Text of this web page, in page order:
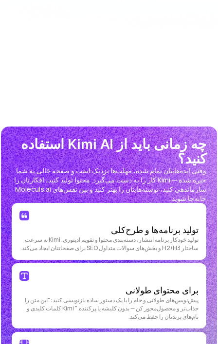
چه زمانی باید از Kimi AI استفاده
کنید؟
وقتی ایده‌هایتان تمام شده، مهلت‌ها نزدیک است و صفحه خالی به شما
خیره شده — Kimi کار را به دست می‌گیرد. محتوا تولید کنید، افکارتان را
سازماندهی کنید، نوشته‌هایتان را بهتر کنید و بین نقش‌های Moleculs.ai
جابه‌جا شوید.
تولید برنامه‌ها و طرح‌کلی
تولید خودکار برنامه انتشار، دسته‌بندی محتوا و تقویم ادیتوری. Kimi به سرعت
ساختار H2/H3 و بخش‌های سوالات متداول SEO برای صفحاتتان ایجاد می‌کند.
برای محتوای طولانی
پیش‌نویس‌های طولانی و خام را با یک دستور ساده بازنویسی کنید: "این متن را
جذاب‌تر و محصول‌محور کن — بدون کلیشه یا پرکننده." Kimi کلمات کلیدی و
نام‌های برندتان را حفظ می‌کند.